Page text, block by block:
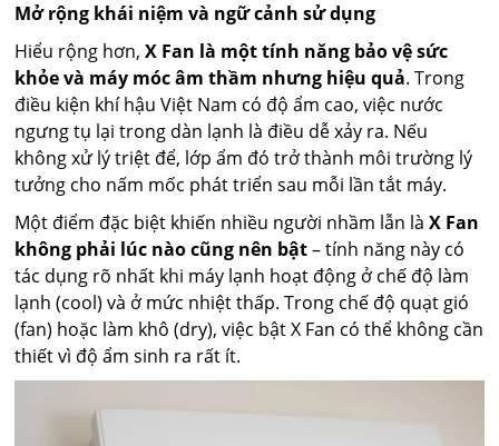
Mở rộng khái niệm và ngữ cảnh sử dụng
Hiểu rộng hơn,X Fan là một tính năng bảo vệ sức
khỏe và máy móc âm thầm nhưng hiệu quả. Trong
điều kiện khí hậu Việt Nam có độ ẩm cao, việc nước
ngưng tụ lại trong dàn lạnh là điều dễ xảy ra. Nếu
không xử lý triệt để, lớp ẩm đó trở thành môi trường lý
tưởng cho nấm mốc phát triển sau mỗi lần tắt máy.
Một điểm đặc biệt khiến nhiều người nhầm lẫn làX Fan
không phải lúc nào cũng nên bật– tính năng này có
tác dụng rõ nhất khi máy lạnh hoạt động ở chế độ làm
lạnh (cool) và ở mức nhiệt thấp. Trong chế độ quạt gió
(fan) hoặc làm khô (dry), việc bật X Fan có thể không cần
thiết vì độ ẩm sinh ra rất ít.